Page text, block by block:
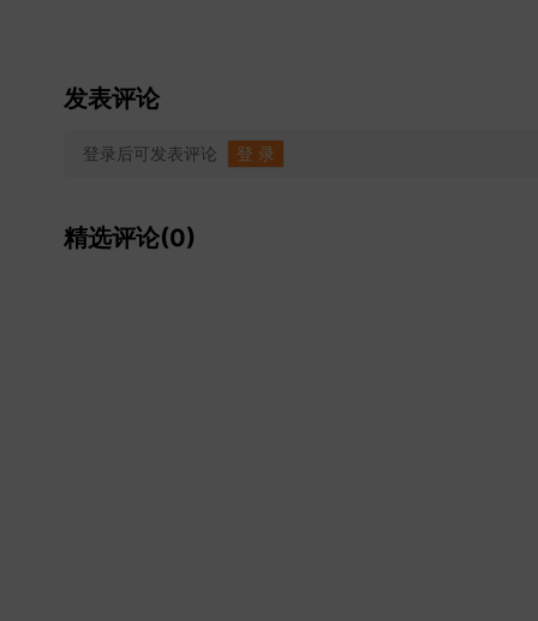
发表评论
登录后可发表评论 登 录
精选评论(0)